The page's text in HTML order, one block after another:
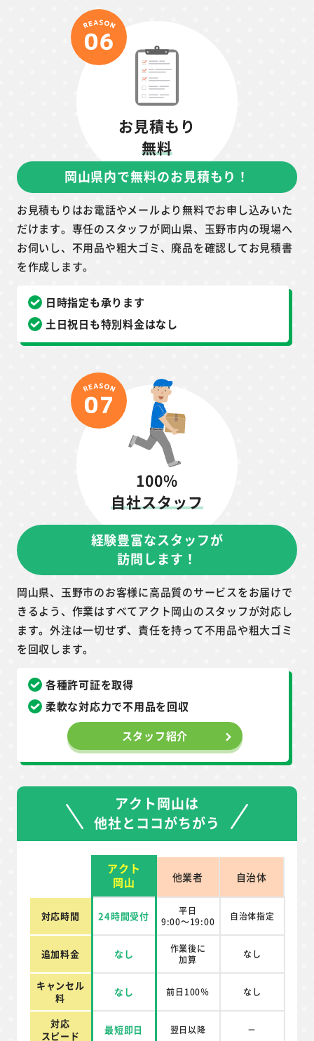
お見積もり
無料
岡山県内で無料のお見積もり！
お見積もりはお電話やメールより無料でお申し込みいた
だけます。専任のスタッフが岡山県、玉野市内の現場へ
お伺いし、不用品や粗大ゴミ、廃品を確認してお見積書
を作成します。
日時指定も承ります
土日祝日も特別料金はなし
100%
自社スタッフ
経験豊富なスタッフが
訪問します！
岡山県、玉野市のお客様に高品質のサービスをお届けで
きるよう、作業はすべてアクト岡山のスタッフが対応し
ます。外注は一切せず、責任を持って不用品や粗大ゴミ
を回収します。
各種許可証を取得
柔軟な対応力で不用品を回収
スタッフ紹介
アクト岡山は
他社とココがちがう
アクト
岡山
他業者 自治体
対応時間 24時間受付
平日
9:00～19:00
自治体指定
追加料金 なし
作業後に
加算
なし
キャンセル
料
なし 前日100％ なし
対応
スピード
最短即日 翌日以降 －